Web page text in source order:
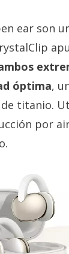
ear son
óptima,
titanio.
por